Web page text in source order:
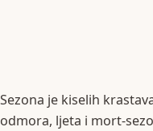
Sezona je kiselih
odmora, ljeta i mort-